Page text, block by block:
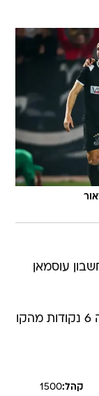
עוסמאן
סיום המשחק, 0:1 לבני סכנין שהתרחקה 6 נקודות מהקו
קהל:1500